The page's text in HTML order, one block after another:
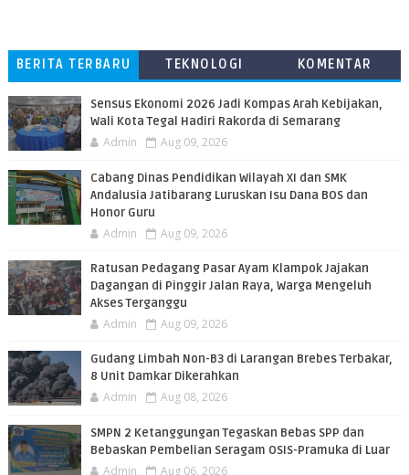
BERITA TERBARU TEKNOLOGI
KOMENTAR
Sensus Ekonomi 2026 Jadi Kompas Arah Kebijakan,
Wali Kota Tegal Hadiri Rakorda di Semarang
Admin Aug 09, 2026
Cabang Dinas Pendidikan Wilayah XI dan SMK
Andalusia Jatibarang Luruskan Isu Dana BOS dan
Honor Guru
Admin Aug 09, 2026
​Ratusan Pedagang Pasar Ayam Klampok Jajakan
Dagangan di Pinggir Jalan Raya, Warga Mengeluh
Akses Terganggu
Admin Aug 09, 2026
​Gudang Limbah Non-B3 di Larangan Brebes Terbakar,
8 Unit Damkar Dikerahkan
Admin Aug 08, 2026
SMPN 2 Ketanggungan Tegaskan Bebas SPP dan
Bebaskan Pembelian Seragam OSIS-Pramuka di Luar
Admin Aug 06, 2026